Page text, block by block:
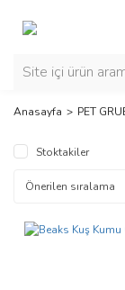
Anasayfa PET
Stoktakiler